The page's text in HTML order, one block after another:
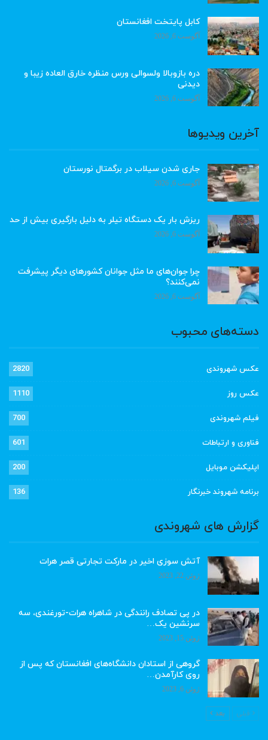
کابل پایتخت افغانستان
آگوست 6, 2026
دره بازوبالا ولسوالی ورس منظره خارق العاده زیبا و
دیدنی
آگوست 6, 2026
آخرین ویدیوها
جاری شدن سیلاب در برگمتال نورستان
آگوست 6, 2026
ریزش بار یک دستگاه تیلر به دلیل بارگیری بیش از حد
آگوست 6, 2026
چرا جوان‌های ما مثل جوانان کشورهای دیگر پیشرفت
نمی‌کنند؟
آگوست 6, 2026
دسته‌های محبوب
عکس شهروندی 2820
عکس روز 1110
فیلم شهروندی 700
فناوری و ارتباطات 601
اپلیکشن موبایل 200
برنامه شهروند خبرنگار 136
گزارش های شهروندی
آتش سوزی اخیر در مارکت تجارتی قصر هرات
ژوئن 22, 2023
در پی تصادف رانندگی در شاهراه هرات-تورغندی، سه
سرنشین یک…
ژوئن 15, 2023
گروهی از استادان دانشگاه‌های افغانستان که پس از
روی کارآمدن…
ژوئن 6, 2023
قبلی بعد